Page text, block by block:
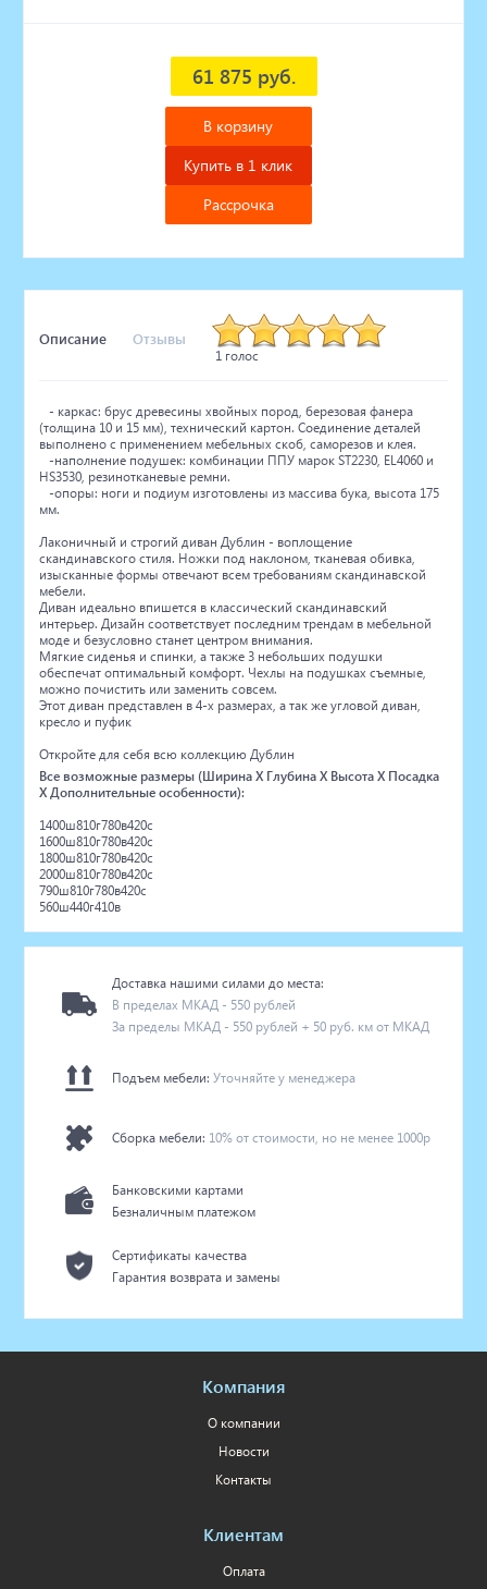
61 875 руб.
В корзину
Купить в 1 клик
Рассрочка
Описание Отзывы
1 голос
- каркас: брус древесины хвойных пород, березовая фанера
(толщина 10 и 15 мм), технический картон. Соединение деталей
выполнено с применением мебельных скоб, саморезов и клея.
-наполнение подушек: комбинации ППУ марок ST2230, EL4060 и
HS3530, резинотканевые ремни.
-опоры: ноги и подиум изготовлены из массива бука, высота 175
мм.
Лаконичный и строгий диван Дублин - воплощение
скандинавского стиля. Ножки под наклоном, тканевая обивка,
изысканные формы отвечают всем требованиям скандинавской
мебели.
Диван идеально впишется в классический скандинавский
интерьер. Дизайн соответствует последним трендам в мебельной
моде и безусловно станет центром внимания.
Мягкие сиденья и спинки, а также 3 небольших подушки
обеспечат оптимальный комфорт. Чехлы на подушках съемные,
можно почистить или заменить совсем.
Этот диван представлен в 4-х размерах, а так же угловой диван,
кресло и пуфик
Откройте для себя всю коллекцию Дублин
Все возможные размеры (Ширина X Глубина X Высота X Посадка
X Дополнительные особенности):
1400ш810г780в420с
1600ш810г780в420с
1800ш810г780в420с
2000ш810г780в420с
790ш810г780в420с
560ш440г410в
Доставка нашими силами до места:
В пределах МКАД - 550 рублей
За пределы МКАД - 550 рублей + 50 руб. км от МКАД
Подъем мебели:Уточняйте у менеджера
Сборка мебели: 10% от стоимости, но не менее 1000р
Банковскими картами
Безналичным платежом
Сертификаты качества
Гарантия возврата и замены
Компания
О компании
Новости
Контакты
Клиентам
Оплата